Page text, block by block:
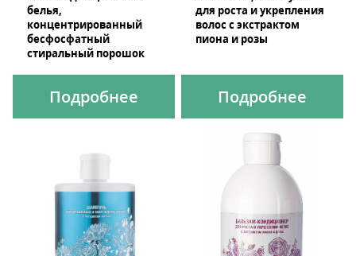
белья,
концентрированный
бесфосфатный
стиральный порошок
Подробнее
для роста и укрепления
волос c экстрактом
пиона и розы
Подробнее